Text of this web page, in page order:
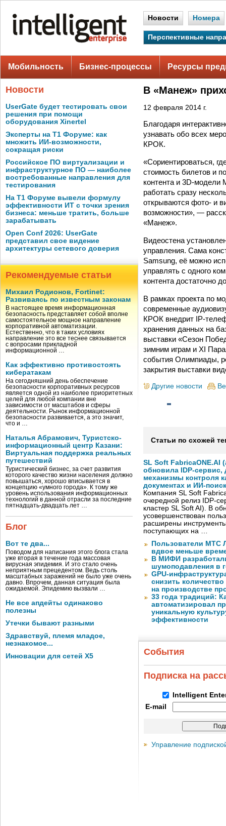
Новости Номера
Перспективные
Мобильность Бизнес-процессы Ресурсы
Новости
UserGate будет тестировать свои
решения при помощи
оборудования Xinertel
Эксперты на Т1 Форуме: как
множить ИИ-возможности,
сокращая риски
Российское ПО виртуализации и
инфраструктурное ПО — наиболее
востребованные направления для
тестирования
На Т1 Форуме вывели формулу
эффективности ИТ с точки зрения
бизнеса: меньше тратить, больше
зарабатывать
Open Conf 2026: UserGate
представил свое видение
архитектуры сетевого доверия
Рекомендуемые статьи
Михаил Родионов, Fortinet:
Развиваясь по известным законам
В настоящее время информационная
безопасность представляет собой вполне
самостоятельное мощное направление
корпоративной автоматизации.
Естественно, что в таких условиях
направление это все теснее связывается
с вопросами прикладной
информационной …
Как эффективно противостоять
кибератакам
На сегодняшний день обеспечение
безопасности корпоративных ресурсов
является одной из наиболее приоритетных
целей для любой компании вне
зависимости от масштабов и сферы
деятельности. Рынок информационной
безопасности развивается, а это значит,
что и …
Наталья Абрамович, Туристско-
информационный центр Казани:
Виртуальная поддержка реальных
путешествий
Туристический бизнес, за счет развития
которого качество жизни населения должно
повышаться, хорошо вписывается в
концепцию «умного города». К тому же
уровень использования информационных
технологий в данной отрасли за последние
пятнадцать-двадцать лет …
Блог
Вот те два...
Поводом для написания этого блога стала
уже вторая в течение года массовая
вирусная эпидемия. И это стало очень
неприятным прецедентом. Ведь столь
масштабных заражений не было уже очень
давно. Впрочем, данная ситуация была
ожидаемой. Эпидемию вызвали …
Не все апдейты одинаково
полезны
Утечки бывают разными
Здравствуй, племя младое,
незнакомое...
Инновации для сетей X5
В «Манеж»
12 февраля 2014 г.
Благодаря
узнавать обо всех
КРОК.
«Сориентироваться,
стоимость билетов и
контента и 3D-модели
работать сразу
открываются фото- и
возможности», —
«Манеж».
Видеостена
управления. Сама
Samsung, её можно
управлять с одного
контента достаточно
В рамках проекта по
современные
КРОК внедрит IP-
хранения данных на
выставки «Сезон
зимним играм и XI
события Олимпиады,
закрытия выставки
Другие новости
Статьи по схожей
SL Soft FabricaONE.AI
обновила IDP-
механизмы контроля
документах и ИИ-поиск
Компания SL Soft
очередной релиз IDP-
кластер SL Soft AI). В
усовершенствован
расширены
поступающих на …
Пользователи МТС
вдвое меньше
В МИФИ
шумоподавления в
GPU-
снизить
на производстве
33 года традиций:
автоматизировал
уникальную
эффективности
События
Подписка на
Intelligent
E-mail
Управление